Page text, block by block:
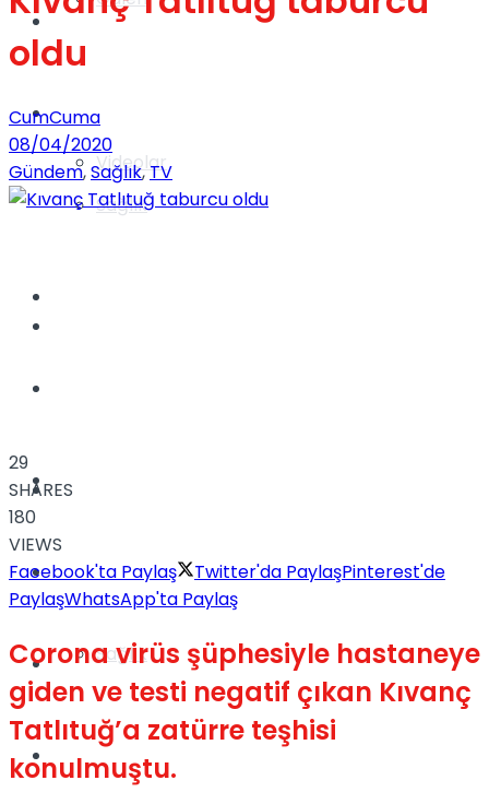
Videolar
Yaşam
Sağlık
Gündem
Yaşam
Sağlık
Dünya
Türkiye
Müzik
Sinema
oldu
CumCuma
08/04/2020
Gündem,Sağlık,TV
29
SHARES
180
VIEWS
Facebook'ta Paylaş
Twitter'da PaylaşPinterest'de
PaylaşWhatsApp'ta Paylaş
Corona virüs şüphesiyle hastaneye
giden ve testi negatif çıkan Kıvanç
Tatlıtuğ’a zatürre teşhisi
konulmuştu.